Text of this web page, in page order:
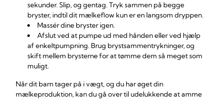
sekunder. Slip, og gentag. Tryk sammen på begge
bryster, indtil dit mælkeflow kun er en langsom dryppen.
Massér dine bryster igen.
Afslut ved at pumpe ud med hånden eller ved hjælp
af enkeltpumpning. Brug brystsammentrykninger, og
skift mellem brysterne for at tømme dem så meget som
muligt.
Når dit barn tager på i vægt, og du har øget din
mælkeproduktion, kan du gå over til udelukkende at amme